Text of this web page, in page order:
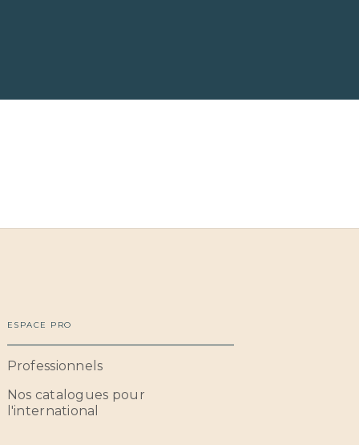
ESPACE PRO
Professionnels
Nos catalogues pour
l'international